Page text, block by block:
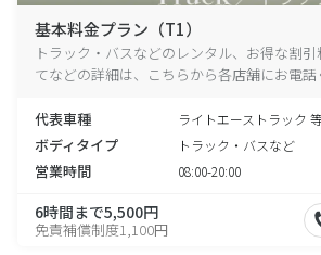
基本料金プラン（T1）
トラック・バスなどのレンタル、お得な割
てなどの詳細は、こちらから各店舗にお電話
代表車種 ライトエーストラック
ボディタイプ トラック・バスなど
営業時間 08:00-20:00
6時間まで5,500円
免責補償制度1,100円